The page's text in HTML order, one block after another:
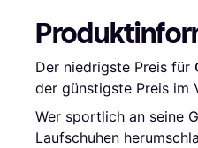
Der niedrigste Preis für
der günstigste Preis im
Wer sportlich an seine
Laufschuhen